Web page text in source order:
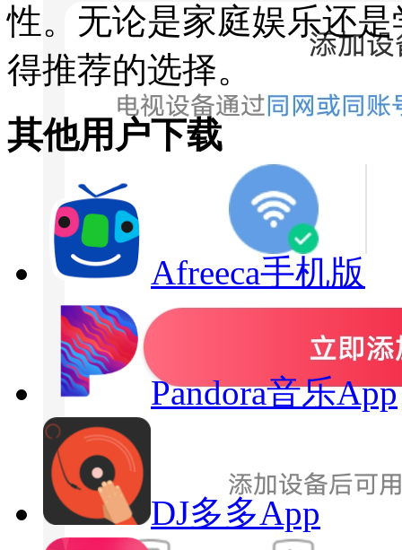
性。无论是家庭娱乐还
得推荐的选择。
其他用户下载
Afreeca手机版
Pandora音乐App
DJ多多App